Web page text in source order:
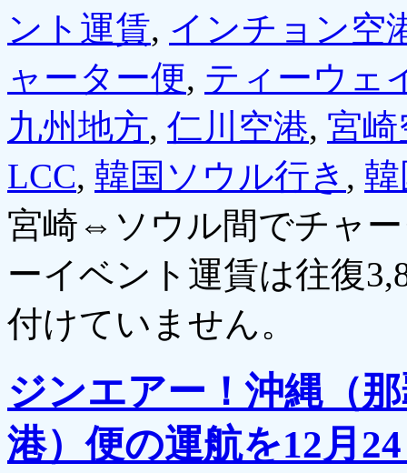
ント運賃, インチョン空
ャーター便, ティーウェ
九州地方, 仁川空港, 宮
LCC, 韓国ソウル行き ,
宮崎⇔ソウル間でチャ
ーイベント運賃は往復
付けていません。
ジンエアー！沖縄（
港）便の運航を12月